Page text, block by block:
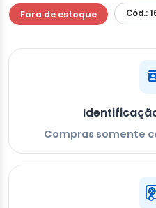
Fora de estoque Cód.:
Compras somente